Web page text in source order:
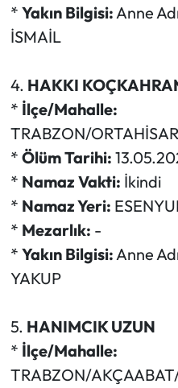
* Yakın Bilgisi:Anne
İSMAİL
4. HAKKI
* İlçe/Mahalle:
TRABZON/
* Ölüm Tarihi:
* Namaz Vakti: İkindi
* Namaz Yeri:
* Mezarlık: -
* Yakın Bilgisi:Anne
YAKUP
5. HANIMCIK UZUN
* İlçe/Mahalle:
TRABZON/